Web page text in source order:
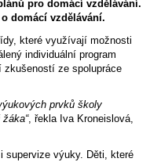
pro domácí vzdělávání.
domácí vzdělávání.
které využívají možnosti
individuální program
ze spolupráce
prvků školy
, řekla Iva Kroneislová,
supervize výuky. Děti, které